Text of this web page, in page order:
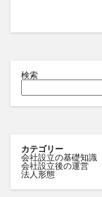
検索
カテゴリー
会社設立の基礎知識
会社設立後の運営
法人形態